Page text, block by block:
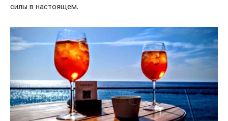
силы в настоящем.